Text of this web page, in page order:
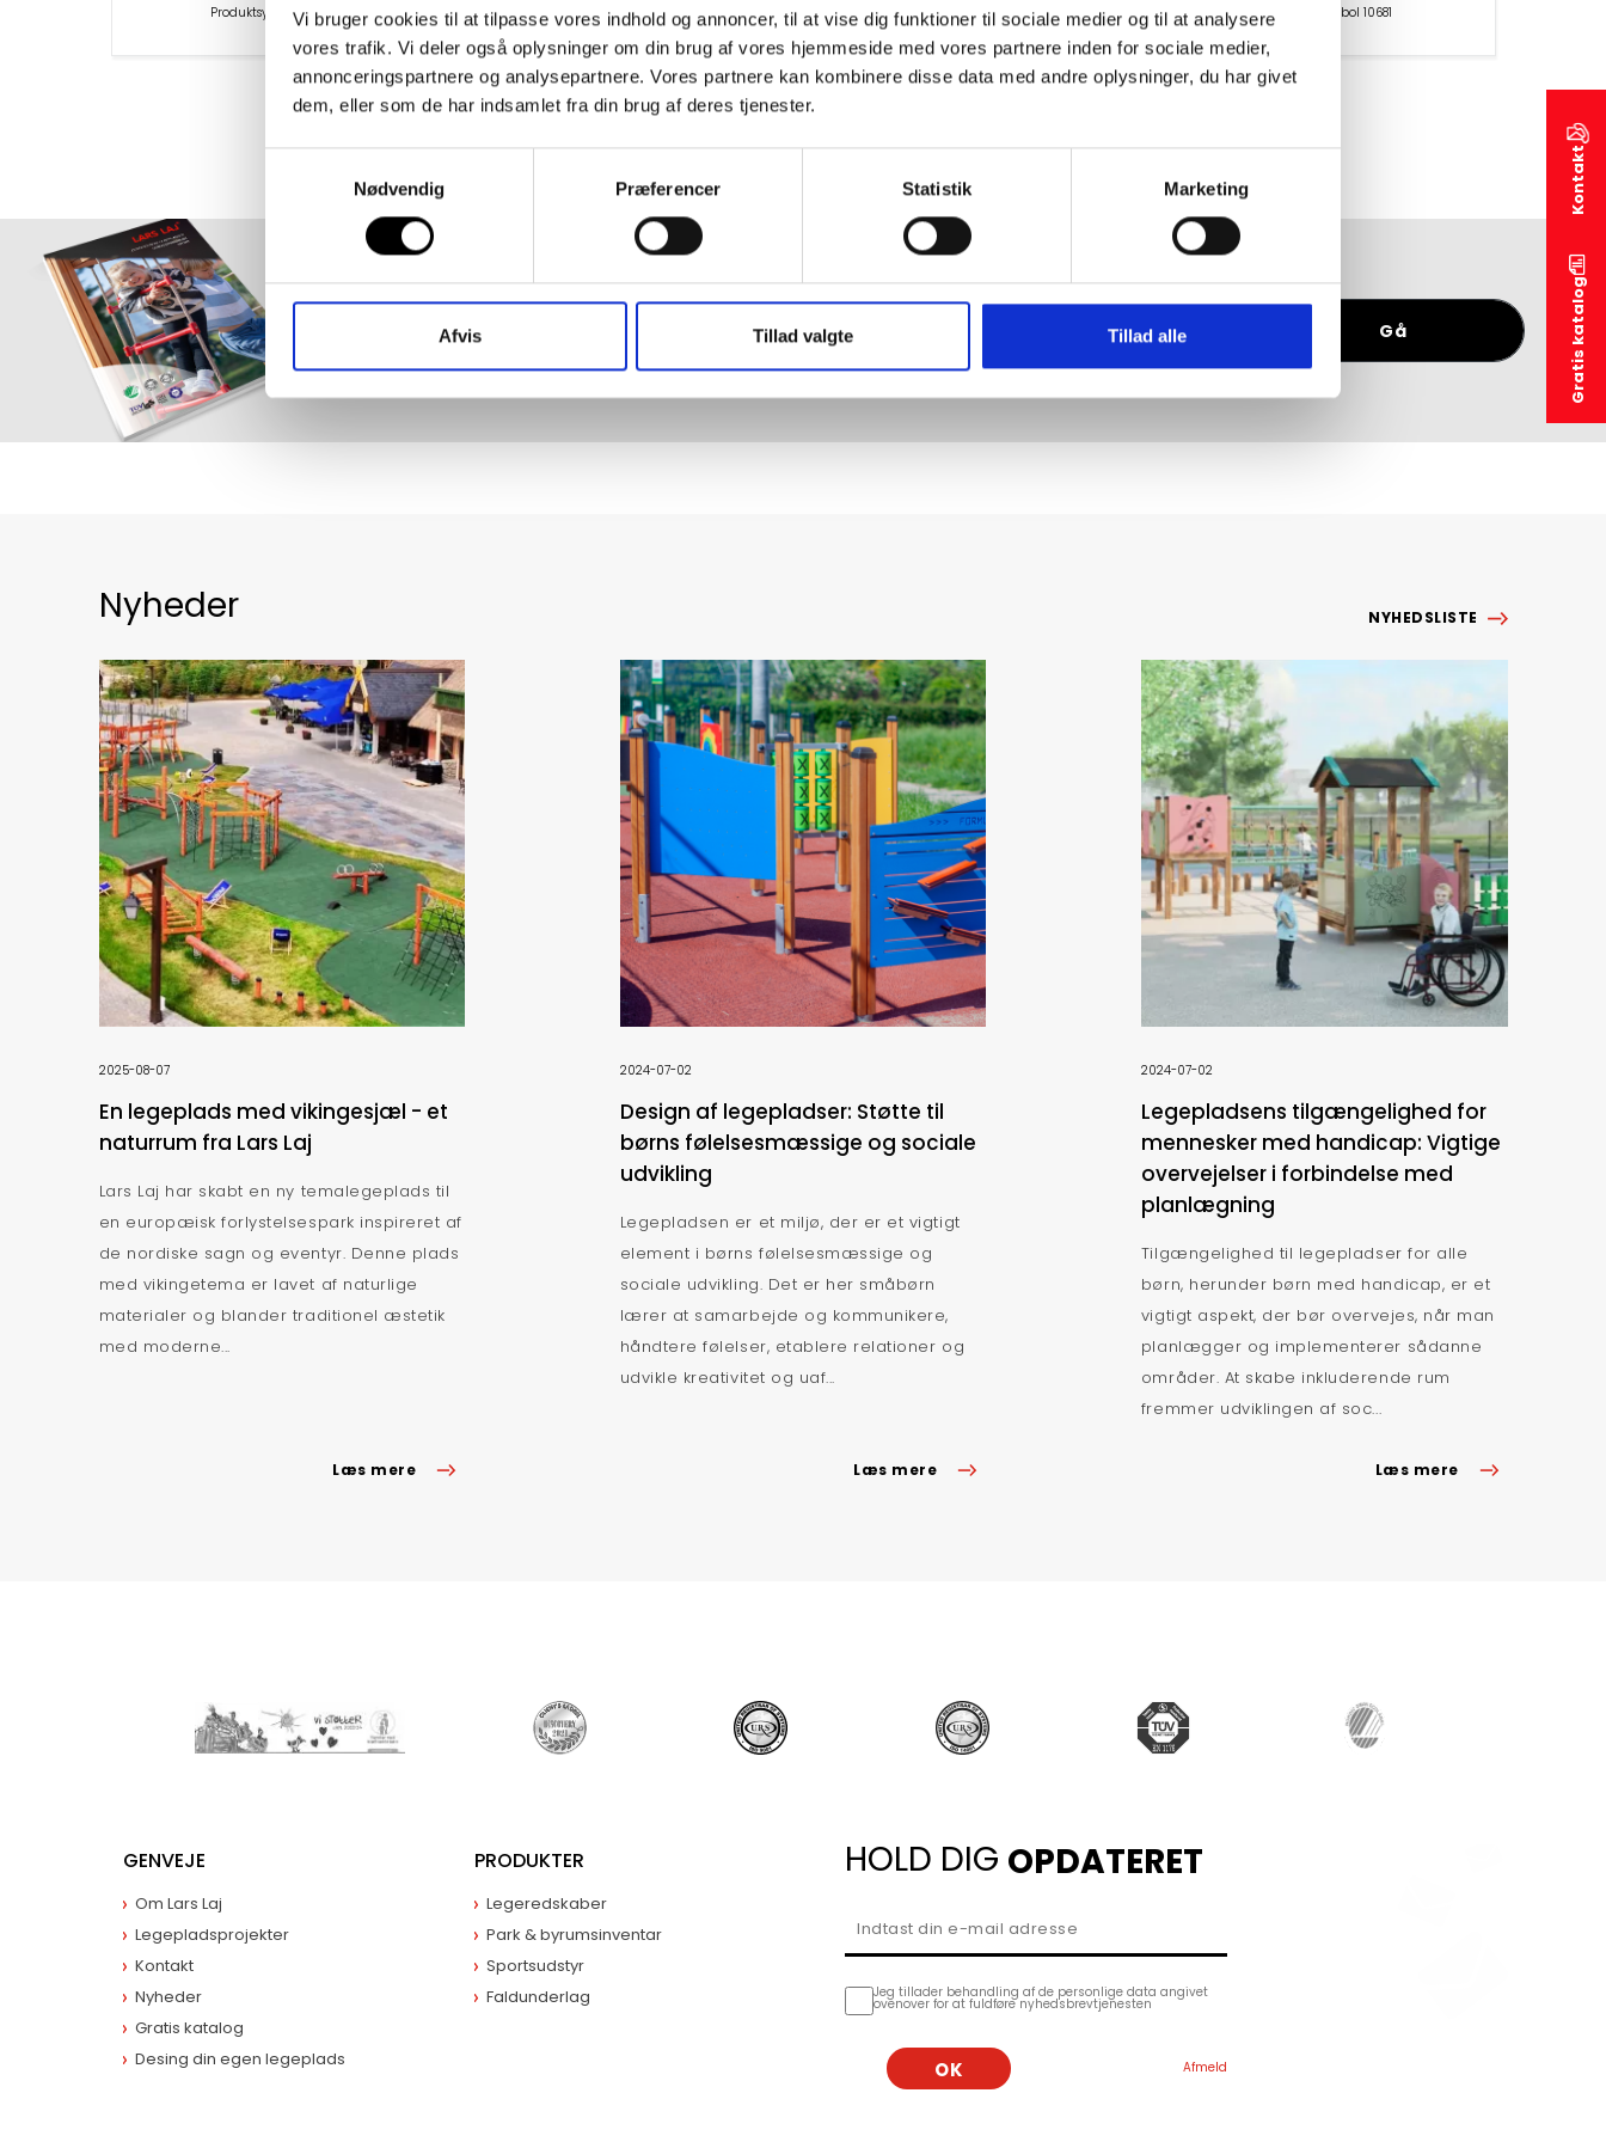
Vi bruger cookies til at tilpasse vores indhold og annoncer, til at vise dig funktioner til sociale medier og til at analysere
vores trafik. Vi deler også oplysninger om din brug af vores hjemmeside med vores partnere inden for sociale medier,
annonceringspartnere og analysepartnere. Vores partnere kan kombinere disse data med andre oplysninger, du har givet
dem, eller som de har indsamlet fra din brug af deres tjenester.
Nødvendig
Præferencer Statistik Marketing
Afvis Tillad valgte Tillad alle Gratis katalog
Kontakt
Produktsymbol 10660 Produktsymbol 13033 Produktsymbol 13034 Produktsymbol 10681
GÅ TIL KATEGORI
Bestil eller downloadVores produktkatalog Gå
Nyheder NYHEDSLISTE
2025-08-07
En legeplads med vikingesjæl - et
naturrum fra Lars Laj
Lars Laj har skabt en ny temalegeplads til
en europæisk forlystelsespark inspireret af
de nordiske sagn og eventyr. Denne plads
med vikingetema er lavet af naturlige
materialer og blander traditionel æstetik
med moderne...
Læs mere
2024-07-02
Design af legepladser: Støtte til
børns følelsesmæssige og sociale
udvikling
Legepladsen er et miljø, der er et vigtigt
element i børns følelsesmæssige og
sociale udvikling. Det er her småbørn
lærer at samarbejde og kommunikere,
håndtere følelser, etablere relationer og
udvikle kreativitet og uaf...
Læs mere
2024-07-02
Legepladsens tilgængelighed for
mennesker med handicap: Vigtige
overvejelser i forbindelse med
planlægning
Tilgængelighed til legepladser for alle
børn, herunder børn med handicap, er et
vigtigt aspekt, der bør overvejes, når man
planlægger og implementerer sådanne
områder. At skabe inkluderende rum
fremmer udviklingen af soc...
Læs mere
GENVEJE
Om Lars Laj
Legepladsprojekter
Kontakt
Nyheder
Gratis katalog
Desing din egen legeplads
PRODUKTER
Legeredskaber
Park & byrumsinventar
Sportsudstyr
Faldunderlag
HOLD DIG OPDATERET
Jeg tillader behandling af de personlige data angivet
ovenover for at fuldføre nyhedsbrevtjenesten